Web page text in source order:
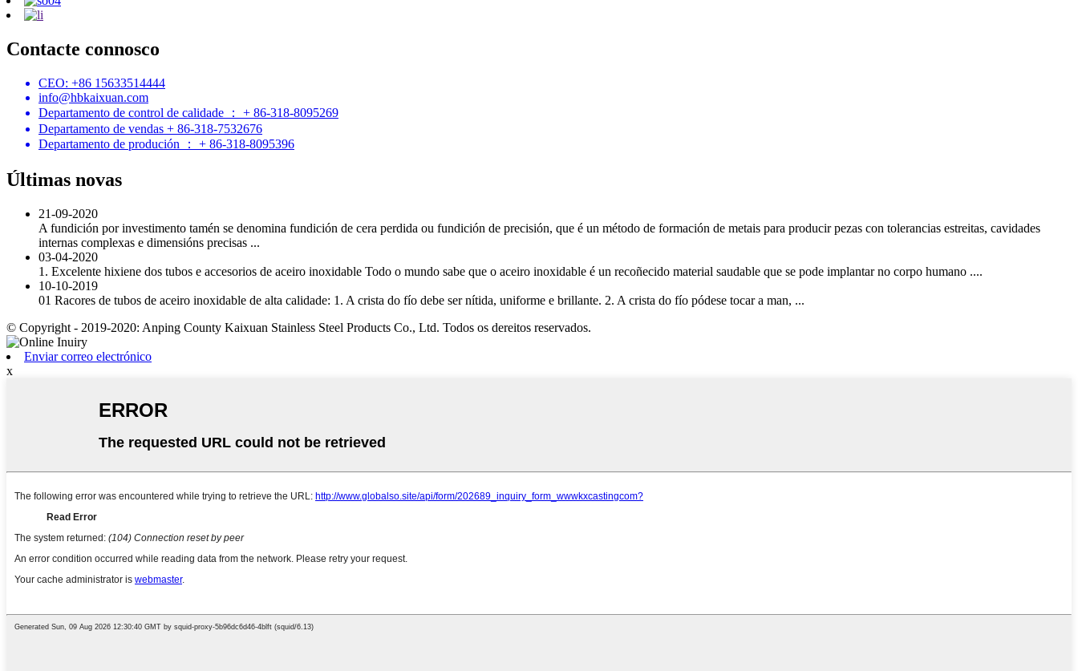
Contacte connosco
CEO: +86 15633514444
info@hbkaixuan.com
Departamento de control de calidade ： + 86-318-8095269
Departamento de vendas + 86-318-7532676
Departamento de produción ： + 86-318-8095396
Últimas novas
21-09-2020
A fundición por investimento tamén se denomina fundición de cera perdida ou fundición de precisión, que é un método de formación de metais para producir pezas con tolerancias estreitas, cavidades
internas complexas e dimensións precisas ...
03-04-2020
1. Excelente hixiene dos tubos e accesorios de aceiro inoxidable Todo o mundo sabe que o aceiro inoxidable é un recoñecido material saudable que se pode implantar no corpo humano ....
10-10-2019
01 Racores de tubos de aceiro inoxidable de alta calidade: 1. A crista do fío debe ser nítida, uniforme e brillante. 2. A crista do fío pódese tocar a man, ...
© Copyright - 2019-2020: Anping County Kaixuan Stainless Steel Products Co., Ltd. Todos os dereitos reservados.
Enviar correo electrónico
x